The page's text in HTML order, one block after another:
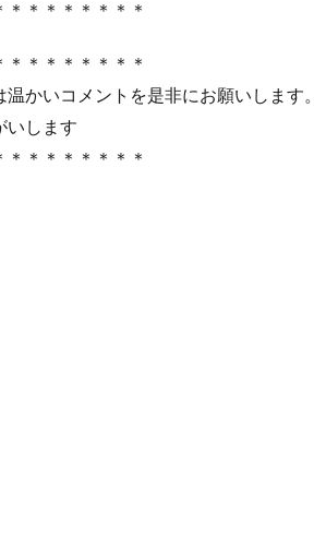
＊＊＊＊＊＊＊
＊＊＊＊＊＊＊
かいコメントを是非にお願いします。
いします
＊＊＊＊＊＊＊